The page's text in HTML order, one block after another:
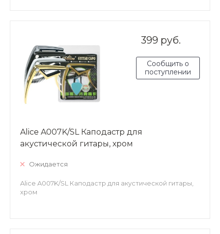
399 руб.
Сообщить о
поступлении
Alice A007K/SL Каподастр для
акустической гитары, хром
Ожидается
Alice A007K/SL Каподастр для акустической гитары,
хром